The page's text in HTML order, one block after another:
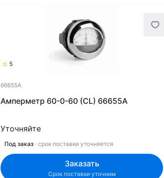
5
66655A
Амперметр 60-0-60 (CL) 66655A
Уточняйте
Под заказ · срок поставки уточняется
Заказать
Срок поставки уточним